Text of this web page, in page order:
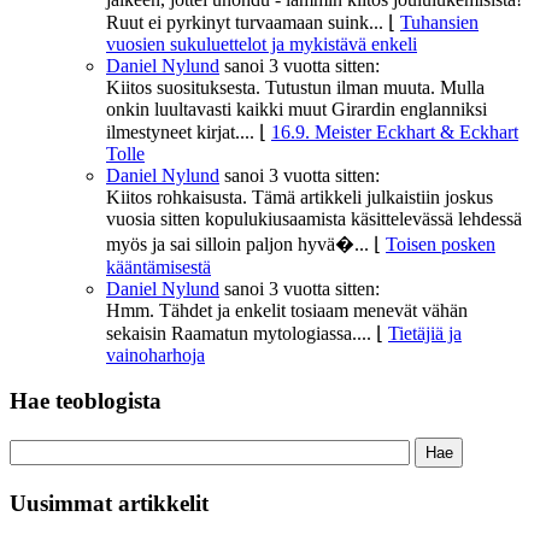
Ruut ei pyrkinyt turvaamaan suink...
Tuhansien
vuosien sukuluettelot ja mykistävä enkeli
Daniel Nylund sanoi 3 vuotta sitten:
Kiitos suosituksesta. Tutustun ilman muuta. Mulla
onkin luultavasti kaikki muut Girardin englanniksi
ilmestyneet kirjat....
16.9. Meister Eckhart & Eckhart
Tolle
Daniel Nylund sanoi 3 vuotta sitten:
Kiitos rohkaisusta. Tämä artikkeli julkaistiin joskus
vuosia sitten kopulukiusaamista käsittelevässä lehdessä
myös ja sai silloin paljon hyvä�...
Toisen posken
kääntämisestä
Daniel Nylund sanoi 3 vuotta sitten:
Hmm. Tähdet ja enkelit tosiaam menevät vähän
sekaisin Raamatun mytologiassa....
Tietäjiä ja
vainoharhoja
Hae teoblogista
Uusimmat artikkelit